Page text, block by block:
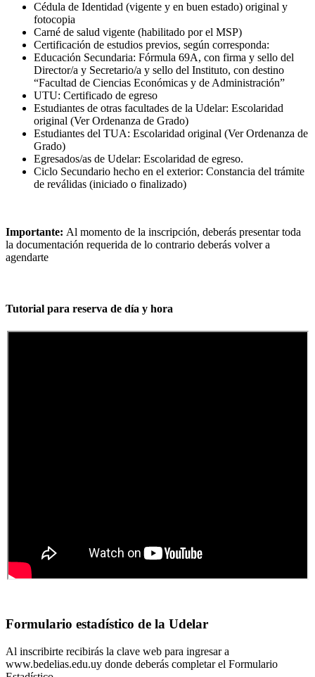
Cédula de Identidad (vigente y en buen estado) original y
fotocopia
Carné de salud vigente (habilitado por el MSP)
Certificación de estudios previos, según corresponda:
Educación Secundaria: Fórmula 69A, con firma y sello del
Director/a y Secretario/a y sello del Instituto, con destino
“Facultad de Ciencias Económicas y de Administración”
UTU: Certificado de egreso
Estudiantes de otras facultades de la Udelar: Escolaridad
original (Ver Ordenanza de Grado)
Estudiantes del TUA: Escolaridad original (Ver Ordenanza de
Grado)
Egresados/as de Udelar: Escolaridad de egreso.
Ciclo Secundario hecho en el exterior: Constancia del trámite
de reválidas (iniciado o finalizado)
Importante: Al momento de la inscripción, deberás presentar toda
la documentación requerida de lo contrario deberás volver a
agendarte
Tutorial para reserva de día y hora
Formulario estadístico de la Udelar
Al inscribirte recibirás la clave web para ingresar a
www.bedelias.edu.uy donde deberás completar el Formulario